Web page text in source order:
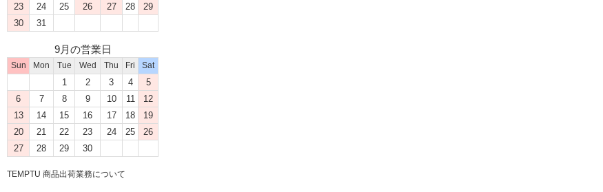
23
24 25 26 27 28
29
30
31
9月の営業日
Sun Mon Tue Wed Thu Fri Sat
1 2 3 4
5
6
7 8 9 10 11
12
13
14 15 16 17 18
19
20
21 22 23 24 25
26
27
28 29 30
TEMPTU 商品出荷業務について